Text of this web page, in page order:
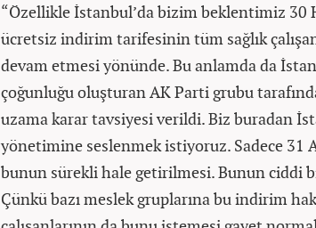
“Özellikle İstanbul’da bizim beklentimiz
ücretsiz indirim tarifesinin tüm sağlık
devam etmesi yönünde. Bu anlamda da
çoğunluğu oluşturan AK Parti grubu
uzama karar tavsiyesi verildi. Biz buradan
yönetimine seslenmek istiyoruz. Sadece 31
bunun sürekli hale getirilmesi. Bunun ciddi
Çünkü bazı meslek gruplarına bu indirim